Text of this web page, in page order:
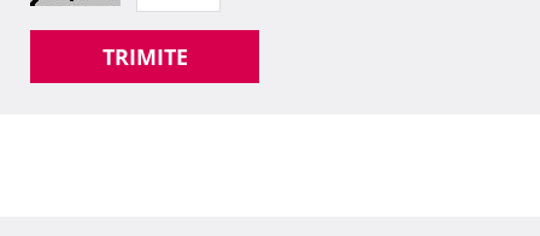
TRIMITE